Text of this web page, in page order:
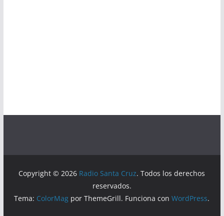
Copyright © 2026 Radio Santa Cruz. Todos los derechos
reservados.
Tema: ColorMag por ThemeGrill. Funciona conWordPress.